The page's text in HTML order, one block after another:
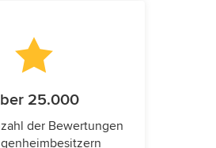
25.000
der Bewertungen